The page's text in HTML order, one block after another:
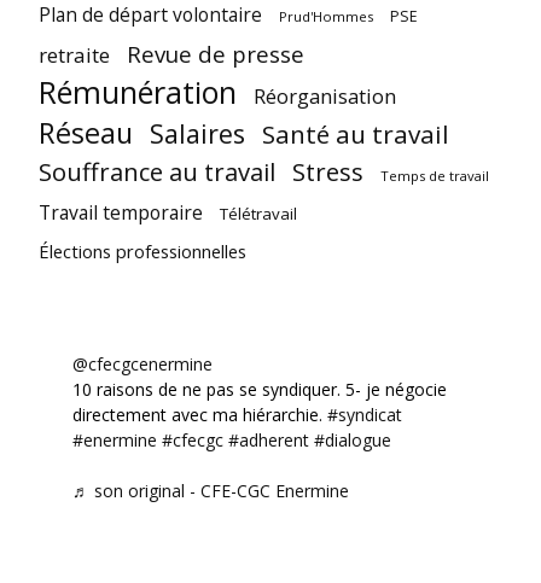
Plan de départ volontaire Prud'Hommes PSE
retraite Revue de presse
Rémunération Réorganisation
Réseau Salaires Santé au travail
Souffrance au travail Stress Temps de travail
Travail temporaire Télétravail
Élections professionnelles
@cfecgcenermine
10 raisons de ne pas se syndiquer. 5- je négocie
directement avec ma hiérarchie. #syndicat
#enermine #cfecgc #adherent #dialogue
♬ son original - CFE-CGC Enermine